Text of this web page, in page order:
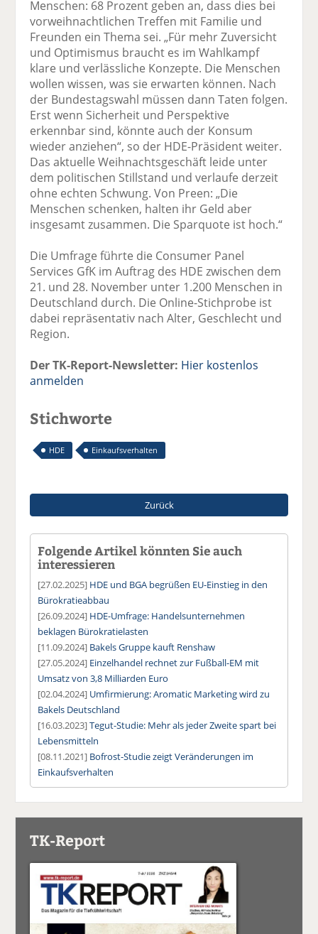
Menschen: 68 Prozent geben an, dass dies bei
vorweihnachtlichen Treffen mit Familie und
Freunden ein Thema sei. „Für mehr Zuversicht
und Optimismus braucht es im Wahlkampf
klare und verlässliche Konzepte. Die Menschen
wollen wissen, was sie erwarten können. Nach
der Bundestagswahl müssen dann Taten folgen.
Erst wenn Sicherheit und Perspektive
erkennbar sind, könnte auch der Konsum
wieder anziehen“, so der HDE-Präsident weiter.
Das aktuelle Weihnachtsgeschäft leide unter
dem politischen Stillstand und verlaufe derzeit
ohne echten Schwung. Von Preen: „Die
Menschen schenken, halten ihr Geld aber
insgesamt zusammen. Die Sparquote ist hoch.“
Die Umfrage führte die Consumer Panel
Services GfK im Auftrag des HDE zwischen dem
21. und 28. November unter 1.200 Menschen in
Deutschland durch. Die Online-Stichprobe ist
dabei repräsentativ nach Alter, Geschlecht und
Region.
Der TK-Report-Newsletter: Hier kostenlos
anmelden
Stichworte
HDE Einkaufsverhalten
Zurück
Folgende Artikel könnten Sie auch
interessieren
[27.02.2025] HDE und BGA begrüßen EU-Einstieg in den
Bürokratieabbau
[26.09.2024] HDE-Umfrage: Handelsunternehmen
beklagen Bürokratielasten
[11.09.2024] Bakels Gruppe kauft Renshaw
[27.05.2024] Einzelhandel rechnet zur Fußball-EM mit
Umsatz von 3,8 Milliarden Euro
[02.04.2024] Umfirmierung: Aromatic Marketing wird zu
Bakels Deutschland
[16.03.2023]Tegut-Studie: Mehr als jeder Zweite spart bei
Lebensmitteln
[08.11.2021] Bofrost-Studie zeigt Veränderungen im
Einkaufsverhalten
TK-Report